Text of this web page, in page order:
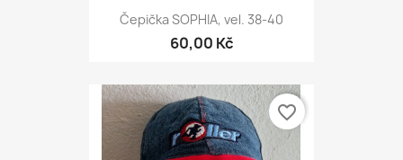
Čepička SOPHIA, vel. 38-40
60,00 Kč
favorite_border